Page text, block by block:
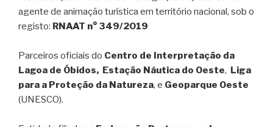
agente de animação turística em território nacional, sob o
registo: RNAAT n° 349/2019
Parceiros oficiais do Centro de Interpretação da
Lagoa de Óbidos, Estação Náutica do Oeste, Liga
para a Proteção da Natureza, e Geoparque Oeste
(UNESCO).